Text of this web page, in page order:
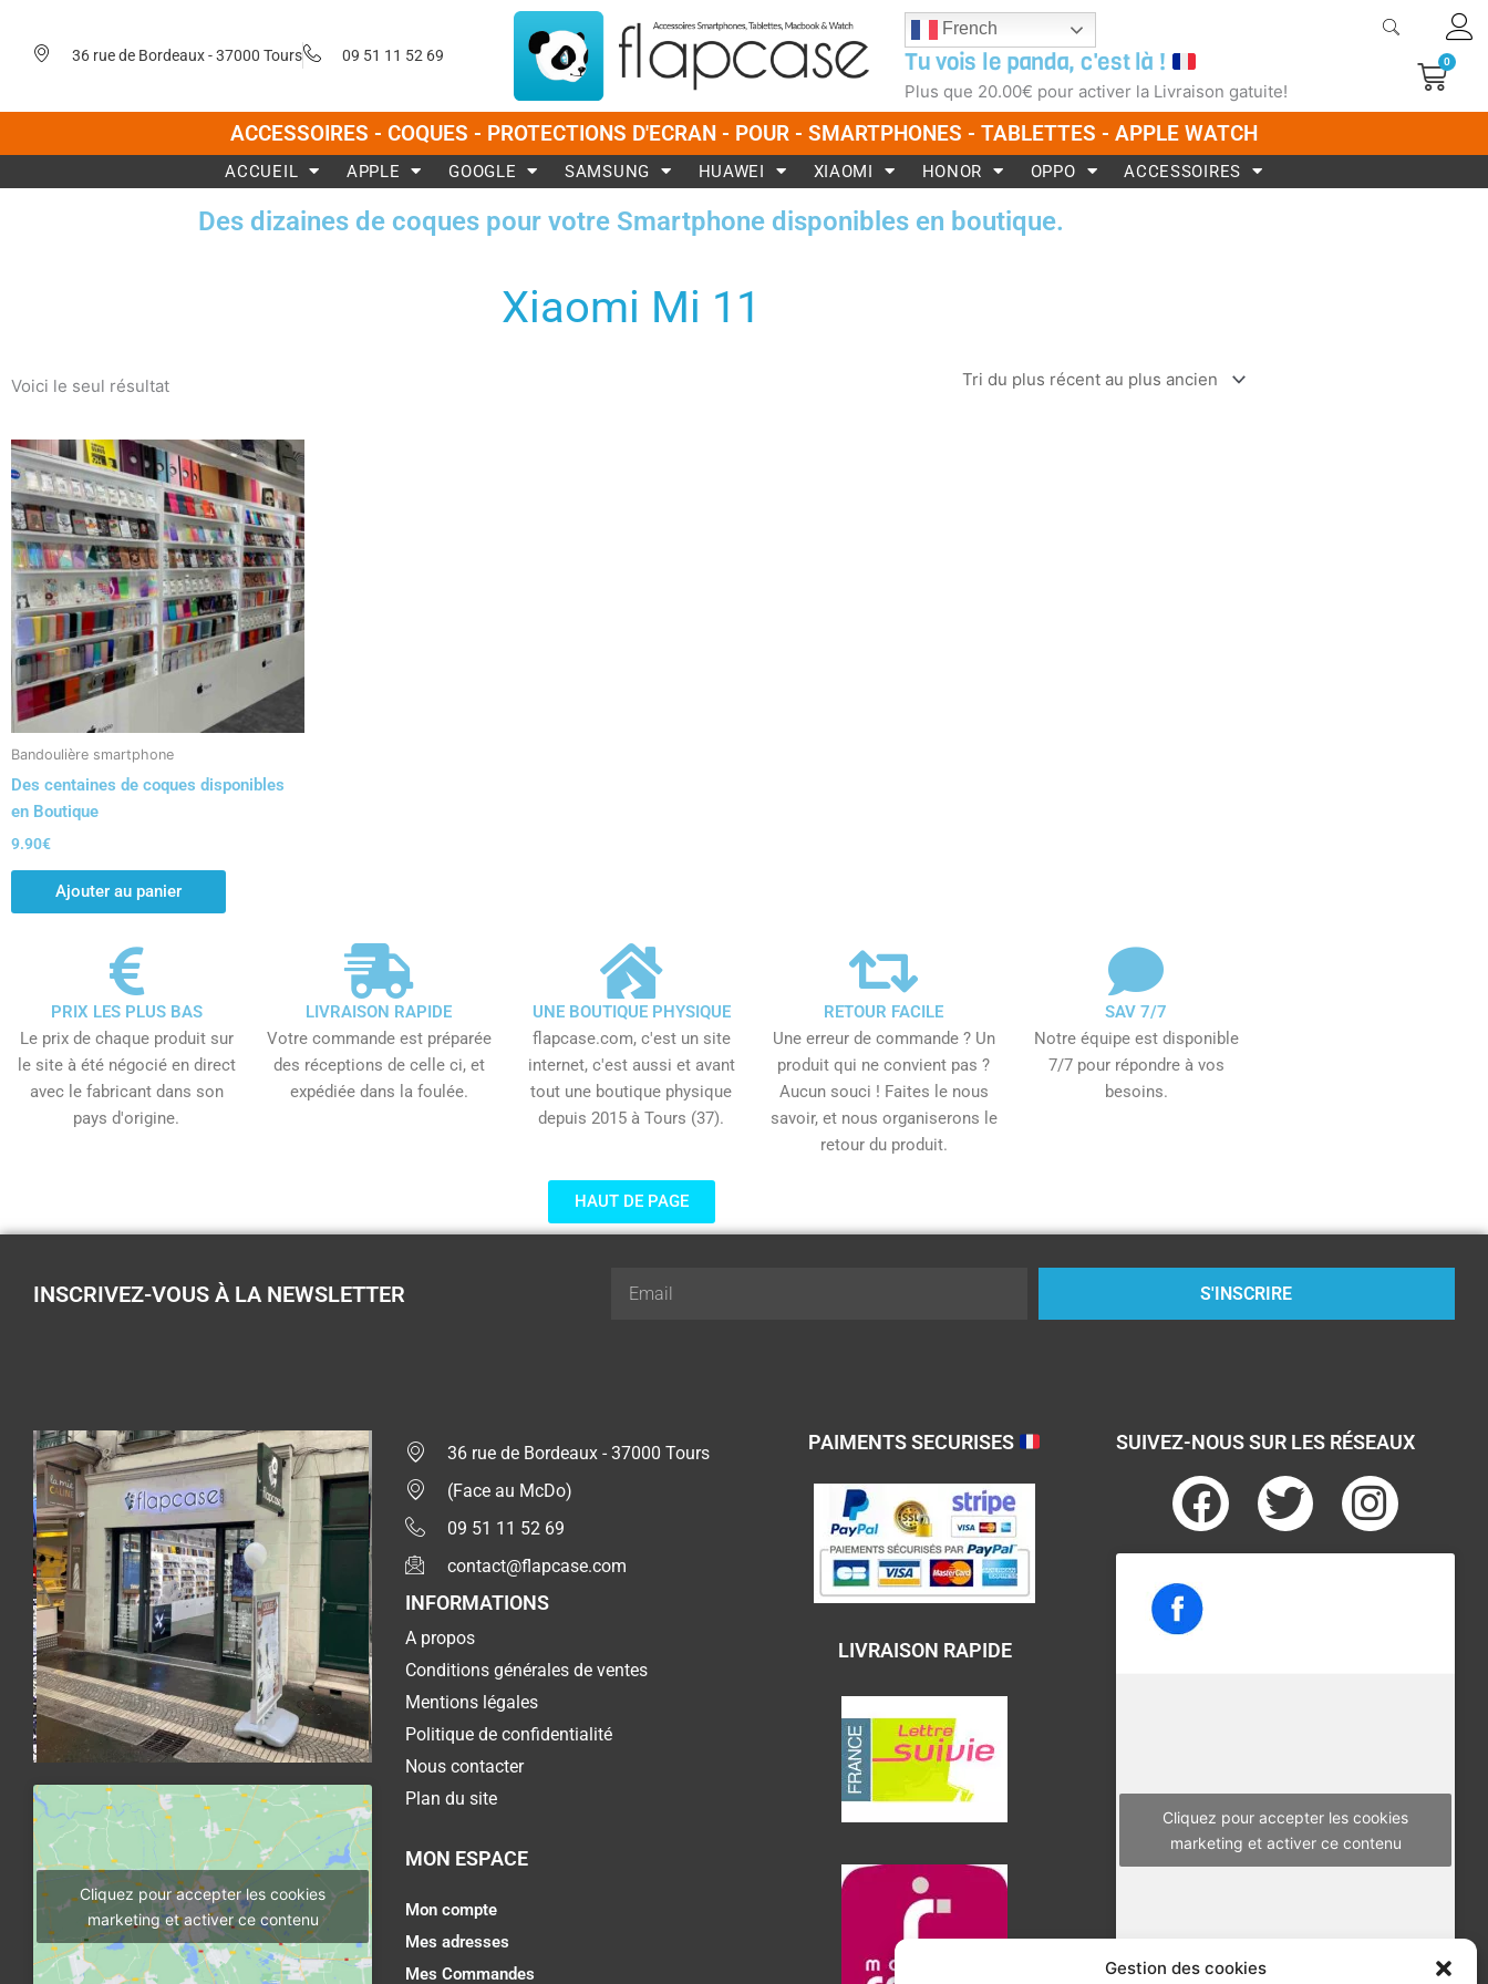
Gestion des cookies
contenu
36 rue de Bordeaux - 37000 Tours 09 51 11 52 69
French
Tu vois le panda, c'est là !
Plus que 20.00€ pour activer la Livraison gatuite!
0
ACCESSOIRES - COQUES - PROTECTIONS D'ECRAN - POUR - SMARTPHONES - TABLETTES - APPLE WATCH
ACCUEIL APPLE GOOGLE SAMSUNG HUAWEI XIAOMI HONOR OPPO ACCESSOIRES
Des dizaines de coques pour votre Smartphone disponibles en boutique.
Xiaomi Mi 11
Voici le seul résultat
Bandoulière smartphone
Des centaines de coques disponibles
en Boutique
9.90€
Ajouter au panier
PRIX LES PLUS BAS
Le prix de chaque produit sur
le site à été négocié en direct
avec le fabricant dans son
pays d'origine.
LIVRAISON RAPIDE
Votre commande est préparée
des réceptions de celle ci, et
expédiée dans la foulée.
UNE BOUTIQUE PHYSIQUE
flapcase.com, c'est un site
internet, c'est aussi et avant
tout une boutique physique
depuis 2015 à Tours (37).
RETOUR FACILE
Une erreur de commande ? Un
produit qui ne convient pas ?
Aucun souci ! Faites le nous
savoir, et nous organiserons le
retour du produit.
SAV 7/7
Notre équipe est disponible
7/7 pour répondre à vos
besoins.
HAUT DE PAGE
INSCRIVEZ-VOUS À LA NEWSLETTER S'INSCRIRE
Cliquez pour accepter les cookies
marketing et activer ce contenu
36 rue de Bordeaux - 37000 Tours
(Face au McDo)
09 51 11 52 69
contact@flapcase.com
INFORMATIONS
A propos
Conditions générales de ventes
Mentions légales
Politique de confidentialité
Nous contacter
Plan du site
MON ESPACE
Mon compte
Mes adresses
Mes Commandes
PAIMENTS SECURISES
LIVRAISON RAPIDE
SUIVEZ-NOUS SUR LES RÉSEAUX
F
a
e
T
w
I
n
m
Cliquez pour accepter les cookies
marketing et activer ce contenu